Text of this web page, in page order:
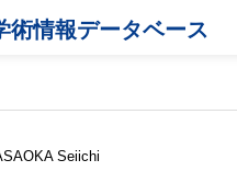
術情報データベース
Seiichi